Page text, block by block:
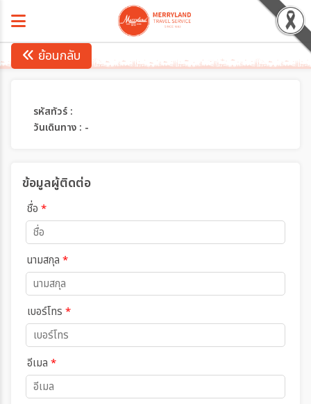
ย้อนกลับ
รหัสทัวร์ :
วันเดินทาง : -
ข้อมูลผู้ติดต่อ
ชื่อ *
นามสกุล *
เบอร์โทร *
อีเมล *